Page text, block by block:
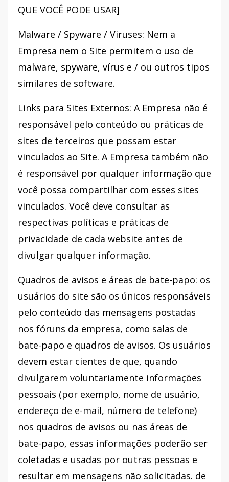
QUE VOCÊ PODE USAR]
Malware / Spyware / Viruses: Nem a
Empresa nem o Site permitem o uso de
malware, spyware, vírus e / ou outros tipos
similares de software.
Links para Sites Externos: A Empresa não é
responsável pelo conteúdo ou práticas de
sites de terceiros que possam estar
vinculados ao Site. A Empresa também não
é responsável por qualquer informação que
você possa compartilhar com esses sites
vinculados. Você deve consultar as
respectivas políticas e práticas de
privacidade de cada website antes de
divulgar qualquer informação.
Quadros de avisos e áreas de bate-papo: os
usuários do site são os únicos responsáveis
​​pelo conteúdo das mensagens postadas
nos fóruns da empresa, como salas de
bate-papo e quadros de avisos. Os usuários
devem estar cientes de que, quando
divulgarem voluntariamente informações
pessoais (por exemplo, nome de usuário,
endereço de e-mail, número de telefone)
nos quadros de avisos ou nas áreas de
bate-papo, essas informações poderão ser
coletadas e usadas por outras pessoas e
resultar em mensagens não solicitadas. de